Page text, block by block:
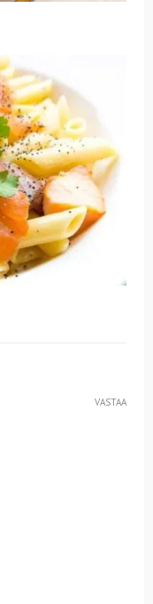
VASTAA